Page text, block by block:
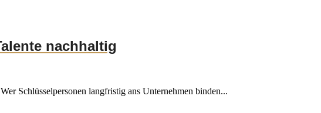
nachhaltig
Schlüsselpersonen langfristig ans Unternehmen binden...